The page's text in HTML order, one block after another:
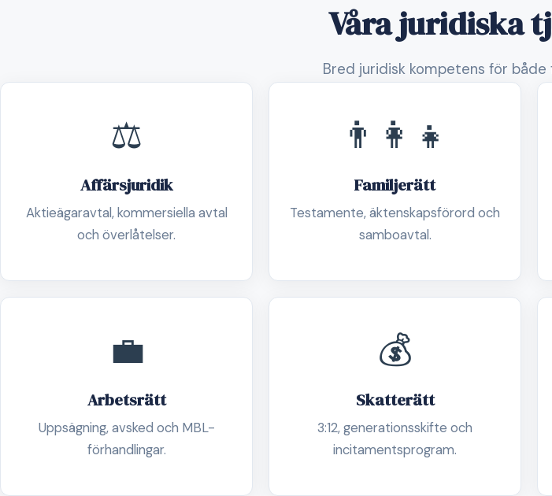
Våra juridiska
Bred juridisk kompetens för
⚖️
Affärsjuridik
Aktieägaravtal, kommersiella avtal
och överlåtelser.
👨‍👩‍👧
Familjerätt
Testamente, äktenskapsförord och
samboavtal.
💼
Arbetsrätt
Uppsägning, avsked och MBL-
förhandlingar.
💰
Skatterätt
3:12, generationsskifte och
incitamentsprogram.